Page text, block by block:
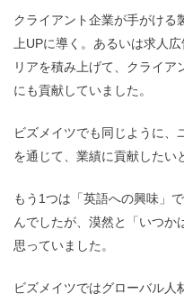
クライアント企業が手がける
上UPに導く。あるいは求人
リアを積み上げて、クライ
にも貢献していました。
ビズメイツでも同じように、
を通じて、業績に貢献したい
もう1つは「英語への興味」
んでしたが、漠然と「いつか
思っていました。
ビズメイツではグローバル人